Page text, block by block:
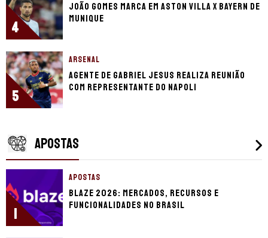
4
João Gomes marca em Aston Villa x Bayern de
Munique
5
ARSENAL
Agente de Gabriel Jesus realiza reunião
com representante do Napoli
APOSTAS
1
APOSTAS
Blaze 2026: mercados, recursos e
funcionalidades no Brasil